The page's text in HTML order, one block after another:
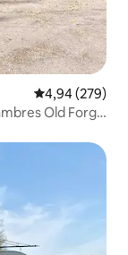
Évaluation
4,94 (279)
Old Forge